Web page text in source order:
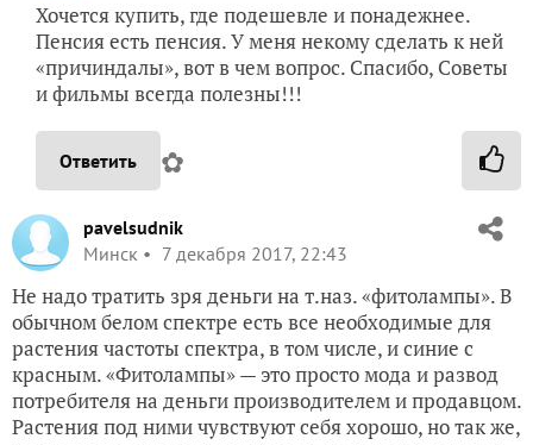
Хочется купить, где подешевле и понадежнее.
Пенсия есть пенсия. У меня некому сделать к ней
«причиндалы», вот в чем вопрос. Спасибо, Советы
и фильмы всегда полезны!!!
Ответить ✿
pavelsudnik
Минск
7 декабря 2017, 22:43
Не надо тратить зря деньги на т.наз. «фитолампы». В
обычном белом спектре есть все необходимые для
растения частоты спектра, в том числе, и синие с
красным. «Фитолампы» — это просто мода и развод
потребителя на деньги производителем и продавцом.
Растения под ними чувствуют себя хорошо, но так же,